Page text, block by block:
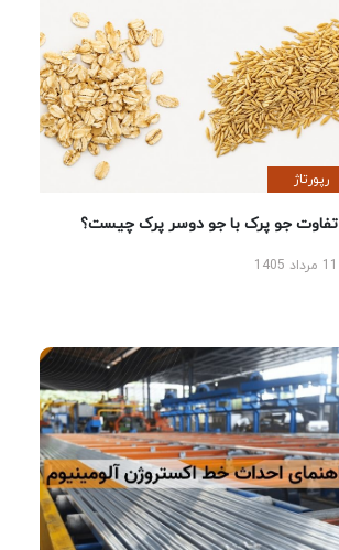
رپورتاژ
جو پرک با جو دوسر پرک چیست؟